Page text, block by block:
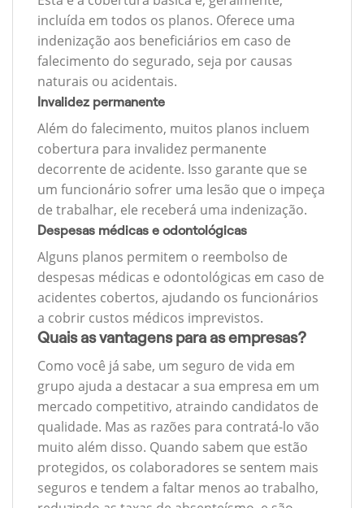
incluída em todos os planos. Oferece uma
indenização aos beneficiários em caso de
falecimento do segurado, seja por causas
naturais ou acidentais.
Invalidez permanente
Além do falecimento, muitos planos incluem
cobertura para invalidez permanente
decorrente de acidente. Isso garante que se
um funcionário sofrer uma lesão que o impeça
de trabalhar, ele receberá uma indenização.
Despesas médicas e odontológicas
Alguns planos permitem o reembolso de
despesas médicas e odontológicas em caso de
acidentes cobertos, ajudando os funcionários
a cobrir custos médicos imprevistos.
Quais as vantagens para as empresas?
Como você já sabe, um seguro de vida em
grupo ajuda a destacar a sua empresa em um
mercado competitivo, atraindo candidatos de
qualidade. Mas as razões para contratá-lo vão
muito além disso. Quando sabem que estão
protegidos, os colaboradores se sentem mais
seguros e tendem a faltar menos ao trabalho,